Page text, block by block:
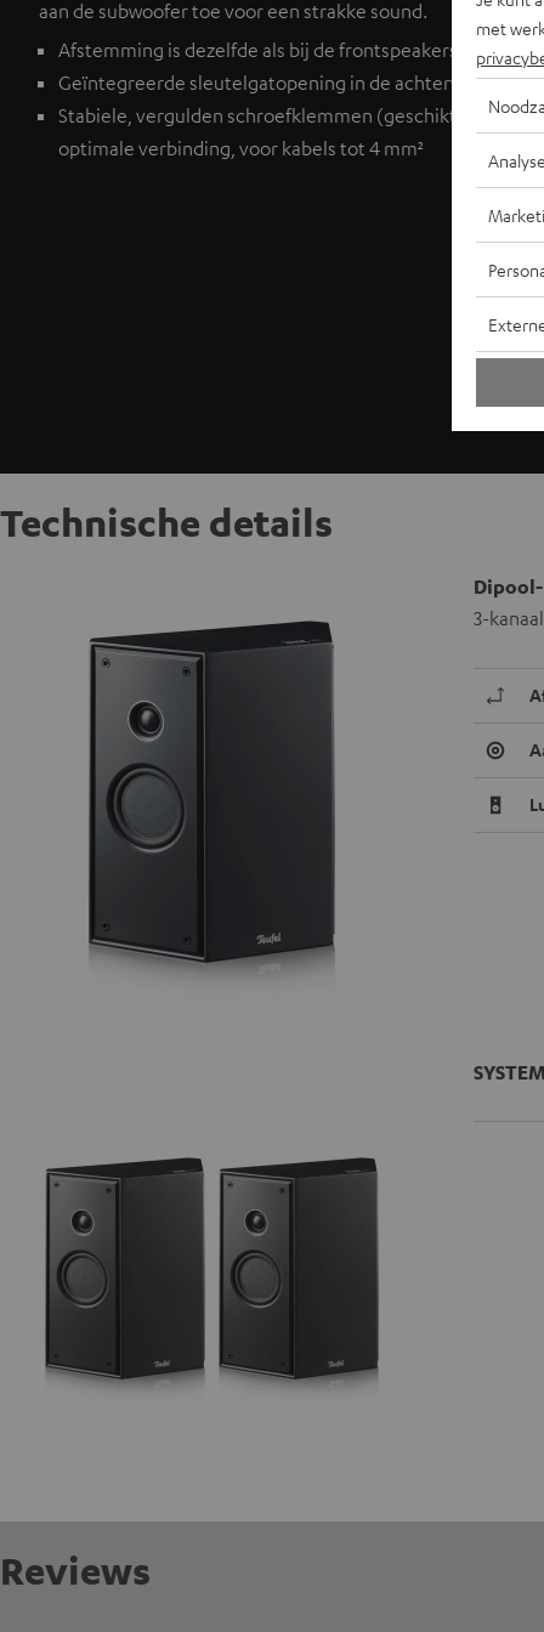
aan de subwoofer toe voor een strakke sound.
Afstemming is dezelfde als bij de frontspeakers
Geïntegreerde sleutelgatopening in de achterwand
Stabiele, vergulden schroefklemmen (geschikt voor
optimale verbinding, voor kabels tot 4 mm²
Technische details
3-
Reviews
met
Analyse